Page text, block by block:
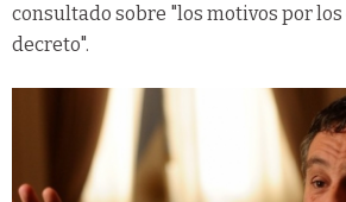
consultado sobre "los motivos por
decreto".